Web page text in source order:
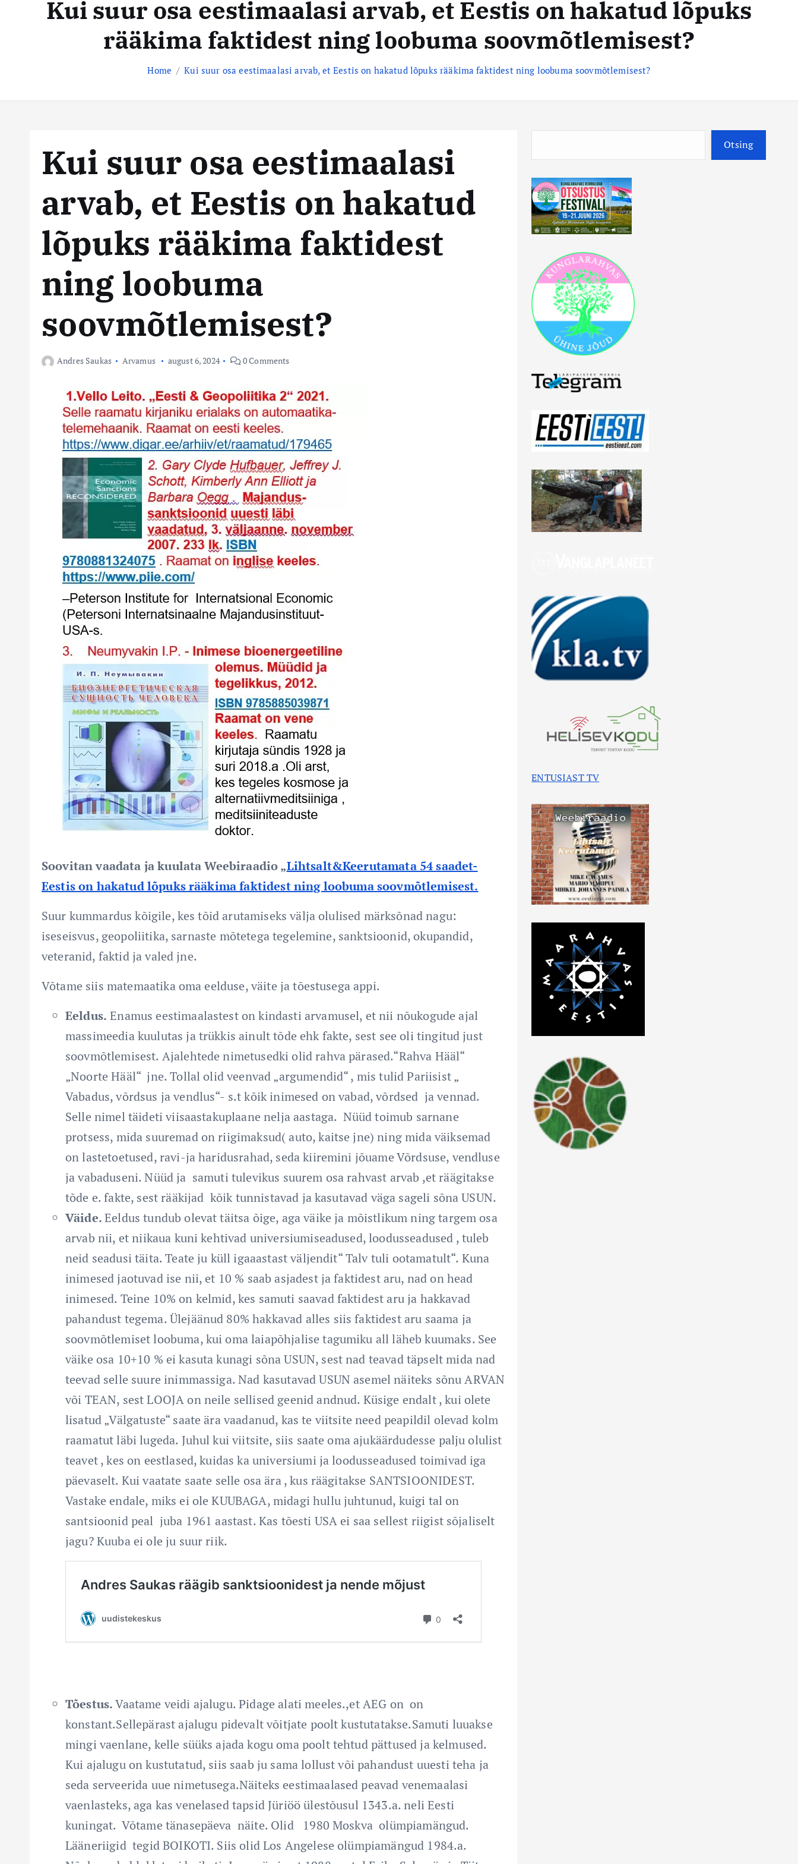
k
k
u
s
Kui suur osa eestimaalasi arvab, et Eestis on hakatud lõpuks
rääkima faktidest ning loobuma soovmõtlemisest?
Home Kui suur osa eestimaalasi arvab, et Eestis on hakatud lõpuks rääkima faktidest ning loobuma soovmõtlemisest?
Kui suur osa eestimaalasi
arvab, et Eestis on hakatud
lõpuks rääkima faktidest
ning loobuma
soovmõtlemisest?
Andres Saukas Arvamus august 6, 2024 0 Comments
Soovitan vaadata ja kuulata Weebiraadio „Lihtsalt&Keerutamata 54 saadet-
Eestis on hakatud lõpuks rääkima faktidest ning loobuma soovmõtlemisest.
Suur kummardus kõigile, kes tõid arutamiseks välja olulised märksõnad nagu:
iseseisvus, geopoliitika, sarnaste mõtetega tegelemine, sanktsioonid, okupandid,
veteranid, faktid ja valed jne.
Võtame siis matemaatika oma eelduse, väite ja tõestusega appi.
Eeldus. Enamus eestimaalastest on kindasti arvamusel, et nii nõukogude ajal
massimeedia kuulutas ja trükkis ainult tõde ehk fakte, sest see oli tingitud just
soovmõtlemisest. Ajalehtede nimetusedki olid rahva pärased.“Rahva Hääl“
„Noorte Hääl“ jne. Tollal olid veenvad „argumendid“ , mis tulid Pariisist „
Vabadus, võrdsus ja vendlus“- s.t kõik inimesed on vabad, võrdsed ja vennad.
Selle nimel täideti viisaastakuplaane nelja aastaga. Nüüd toimub sarnane
protsess, mida suuremad on riigimaksud( auto, kaitse jne) ning mida väiksemad
on lastetoetused, ravi-ja haridusrahad, seda kiiremini jõuame Võrdsuse, vendluse
ja vabaduseni. Nüüd ja samuti tulevikus suurem osa rahvast arvab ,et räägitakse
tõde e. fakte, sest rääkijad kõik tunnistavad ja kasutavad väga sageli sõna USUN.
Väide.Eeldus tundub olevat täitsa õige, aga väike ja mõistlikum ning targem osa
arvab nii, et niikaua kuni kehtivad universiumiseadused, loodusseadused , tuleb
neid seadusi täita. Teate ju küll igaaastast väljendit“ Talv tuli ootamatult“. Kuna
inimesed jaotuvad ise nii, et 10 % saab asjadest ja faktidest aru, nad on head
inimesed. Teine 10% on kelmid, kes samuti saavad faktidest aru ja hakkavad
pahandust tegema. Ülejäänud 80% hakkavad alles siis faktidest aru saama ja
soovmõtlemiset loobuma, kui oma laiapõhjalise tagumiku all läheb kuumaks. See
väike osa 10+10 % ei kasuta kunagi sõna USUN, sest nad teavad täpselt mida nad
teevad selle suure inimmassiga. Nad kasutavad USUN asemel näiteks sõnu ARVAN
või TEAN, sest LOOJA on neile sellised geenid andnud. Küsige endalt , kui olete
lisatud „Välgatuste“ saate ära vaadanud, kas te viitsite need peapildil olevad kolm
raamatut läbi lugeda. Juhul kui viitsite, siis saate oma ajukäärdudesse palju olulist
teavet , kes on eestlased, kuidas ka universiumi ja loodusseadused toimivad iga
päevaselt. Kui vaatate saate selle osa ära , kus räägitakse SANTSIOONIDEST.
Vastake endale, miks ei ole KUUBAGA, midagi hullu juhtunud, kuigi tal on
santsioonid peal juba 1961 aastast. Kas tõesti USA ei saa sellest riigist sõjaliselt
jagu? Kuuba ei ole ju suur riik.
Tõestus.Vaatame veidi ajalugu. Pidage alati meeles.,et AEG on on
konstant.Sellepärast ajalugu pidevalt võitjate poolt kustutatakse.Samuti luuakse
mingi vaenlane, kelle süüks ajada kogu oma poolt tehtud pättused ja kelmused.
Kui ajalugu on kustutatud, siis saab ju sama lollust või pahandust uuesti teha ja
seda serveerida uue nimetusega.Näiteks eestimaalased peavad venemaalasi
vaenlasteks, aga kas venelased tapsid Jüriöö ülestõusul 1343.a. neli Eesti
kuningat. Võtame tänasepäeva näite. Olid 1980 Moskva olümpiamängud.
Lääneriigid tegid BOIKOTI. Siis olid Los Angelese olümpiamängud 1984.a.
i
Otsing
ENTUSIAST TV